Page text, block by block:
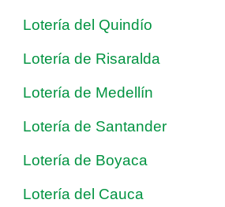
Lotería del Quindío
Lotería de Risaralda
Lotería de Medellín
Lotería de Santander
Lotería de Boyaca
Lotería del Cauca